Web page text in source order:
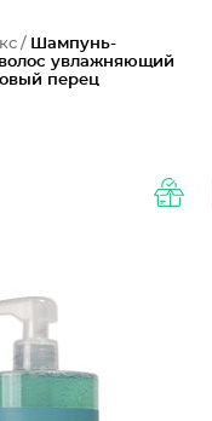
/ Шампунь-
увлажняющий
перец